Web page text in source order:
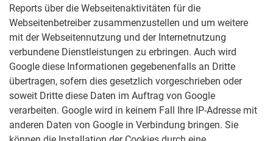
Reports über die Webseitenaktivitäten für die
Webseitenbetreiber zusammenzustellen und um weitere
mit der Webseitennutzung und der Internetnutzung
verbundene Dienstleistungen zu erbringen. Auch wird
Google diese Informationen gegebenenfalls an Dritte
übertragen, sofern dies gesetzlich vorgeschrieben oder
soweit Dritte diese Daten im Auftrag von Google
verarbeiten. Google wird in keinem Fall Ihre IP-Adresse mit
anderen Daten von Google in Verbindung bringen. Sie